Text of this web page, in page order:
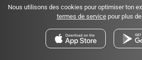
Nous utilisons des cookies pour optimiser ton
termes de servicepour plus